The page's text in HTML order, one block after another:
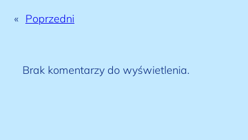
« Poprzedni
Brak komentarzy do wyświetlenia.